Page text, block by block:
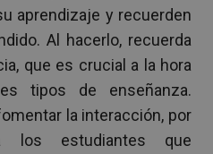
aprendizaje y recuerden
Al hacerlo, recuerda
que es crucial a la hora
tipos de enseñanza.
la interacción, por
los estudiantes que